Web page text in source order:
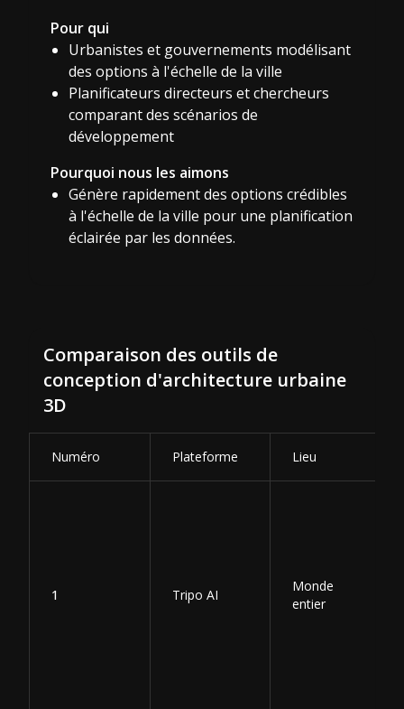
Pour qui
Urbanistes et gouvernements modélisant
des options à l'échelle de la ville
Planificateurs directeurs et chercheurs
comparant des scénarios de
développement
Pourquoi nous les aimons
Génère rapidement des options crédibles
à l'échelle de la ville pour une planification
éclairée par les données.
Comparaison des outils de
conception d'architecture urbaine
3D
Numéro Plateforme Lieu
1 Tripo AI
Monde
entier